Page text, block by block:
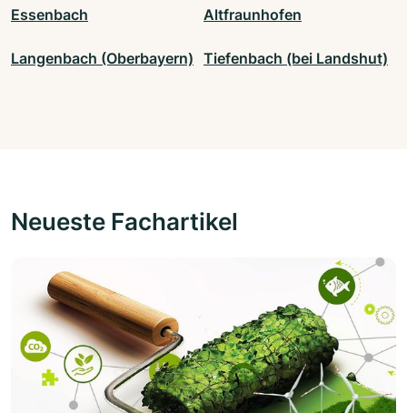
Essenbach Altfraunhofen
Langenbach (Oberbayern) Tiefenbach (bei Landshut)
Neueste Fachartikel